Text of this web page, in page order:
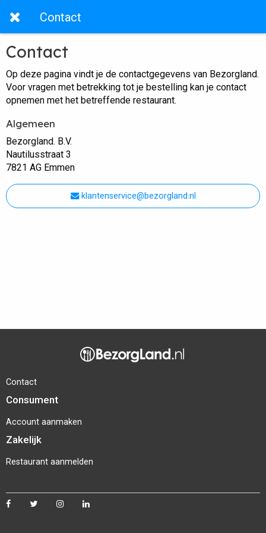
Contact
Contact
Op deze pagina vindt je de contactgegevens van Bezorgland.
Voor vragen met betrekking tot je bestelling kan je contact
opnemen met het betreffende restaurant.
Algemeen
Bezorgland. B.V.
Nautilusstraat 3
7821 AG Emmen
klantenservice@bezorgland.nl
Contact
Consument
Account aanmaken
Zakelijk
Restaurant aanmelden